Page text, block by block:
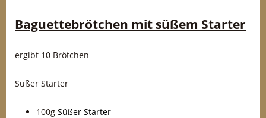
Baguettebrötchen mit süßem Starter
ergibt 10 Brötchen
Süßer Starter
100g Süßer Starter